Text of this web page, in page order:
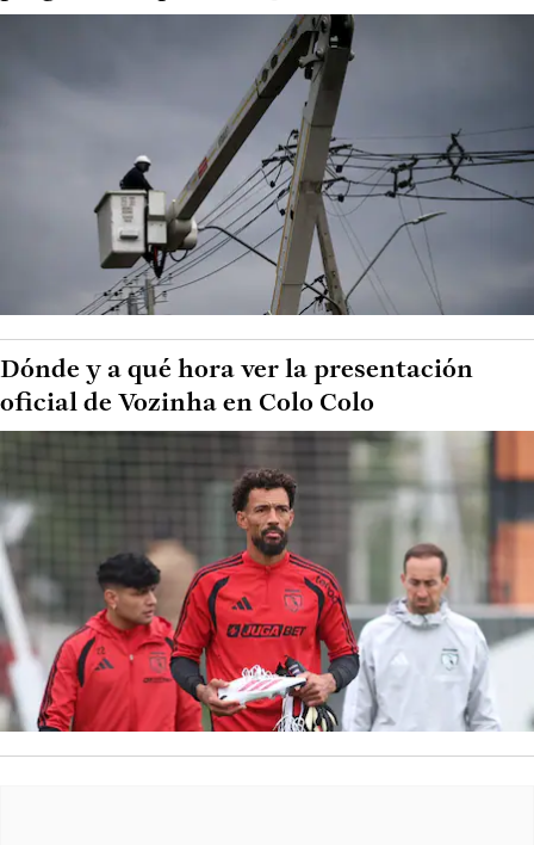
Dónde y a qué hora ver la presentación
oficial de Vozinha en Colo Colo